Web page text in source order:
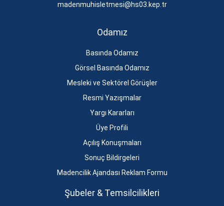
madenmuhisletmesi@hs03.kep.tr
Odamız
Basında Odamız
Görsel Basında Odamız
Mesleki ve Sektörel Görüşler
Resmi Yazışmalar
Yargı Kararları
Üye Profili
Açılış Konuşmaları
Sonuç Bildirgeleri
Madencilik Ajandası Reklam Formu
Şubeler & Temsilcilikleri